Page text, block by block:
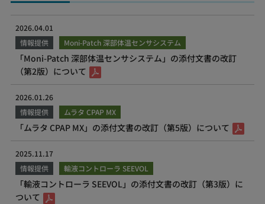
2026.04.01
情報提供
Moni-Patch 深部体温センサシステム
「Moni-Patch 深部体温センサシステム」の添付文書の改訂
（第2版）について
2026.01.26
情報提供
ムラタ CPAP MX
「ムラタ CPAP MX」の添付文書の改訂（第5版）について
2025.11.17
情報提供
輸液コントローラ SEEVOL
「輸液コントローラ SEEVOL」の添付文書の改訂（第3版）に
ついて